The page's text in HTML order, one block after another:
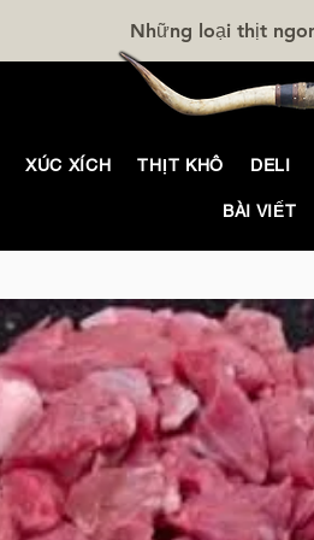
Những loại thịt
XÚC XÍCH THỊT KHÔ DELI
BÀI VIẾT